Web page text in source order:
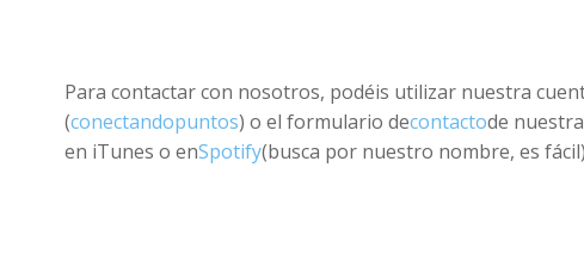
Para contactar con nosotros, podéis utilizar nuestra
(conectandopuntos) o el formulario decontactode
en iTunes o enSpotify(busca por nuestro nombre, es